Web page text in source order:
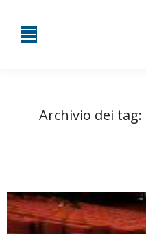
Archivio dei tag: